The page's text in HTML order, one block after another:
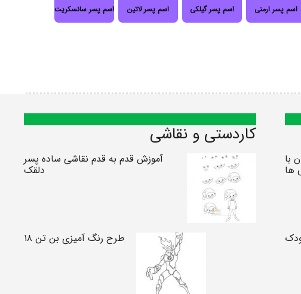
اسم پسر ارمنی اسم پسر گیلکی اسم پسر لاتین اسم پسر سانسکریت
با
ها
کاردستی و نقاشی
آموزش قدم به قدم نقاشی ساده پسر
دلقک
طرح رنگ آمیزی بن تن ۱۸